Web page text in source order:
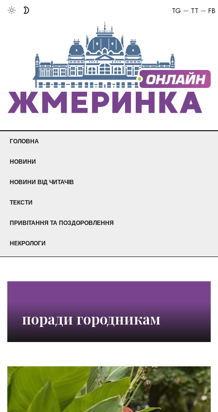
FB
TT
TG
ГОЛОВНА
НОВИНИ
НОВИНИ ВІД ЧИТАЧІВ
ТЕКСТИ
ПРИВІТАННЯ ТА ПОЗДОРОВЛЕННЯ
НЕКРОЛОГИ
поради городникам